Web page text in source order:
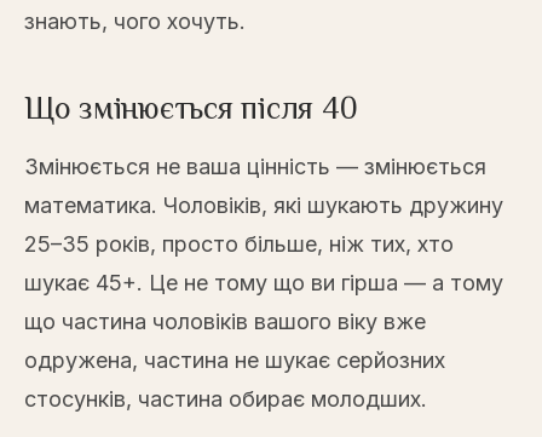
знають, чого хочуть.
Що змінюється після 40
Змінюється не ваша цінність — змінюється
математика. Чоловіків, які шукають дружину
25–35 років, просто більше, ніж тих, хто
шукає 45+. Це не тому що ви гірша — а тому
що частина чоловіків вашого віку вже
одружена, частина не шукає серйозних
стосунків, частина обирає молодших.